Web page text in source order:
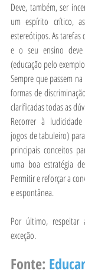
Deve, também, ser
um espírito crítico,
estereótipos. As
e o seu ensino
(educação pelo
Sempre que passem
formas de
clarificadas todas as
Recorrer à
jogos de tabuleiro)
principais conceitos
uma boa estratégia
Permitir e reforçar a
e espontânea.
Por último, respeitar
exceção.
Fonte: